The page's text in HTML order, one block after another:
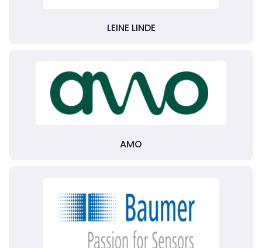
LEINE LINDE
AMO